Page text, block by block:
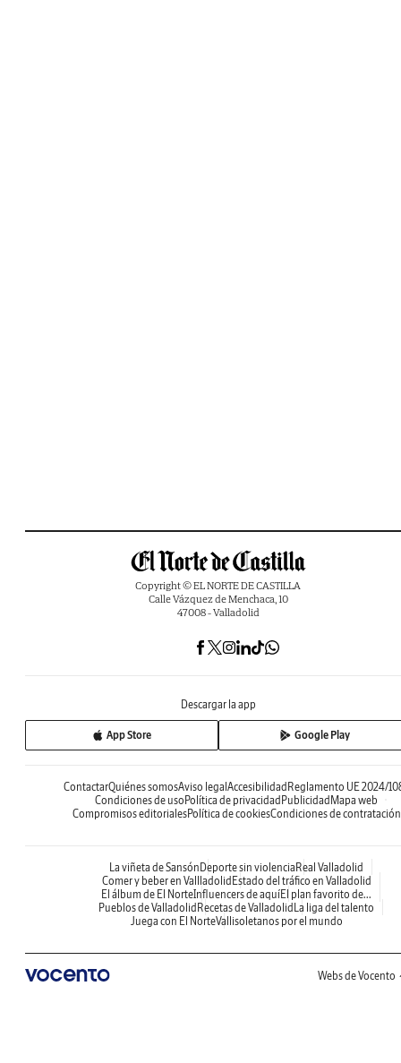
Copyright © EL NORTE DE CASTILLA
Calle Vázquez de Menchaca, 10
47008 - Valladolid
Descargar la app
App Store Google Play
ContactarQuiénes somosAviso legalAccesibilidadReglamento UE 2024/
Condiciones de usoPolítica de privacidadPublicidadMapa web
Compromisos editorialesPolítica de cookiesCondiciones de contratación
La viñeta de SansónDeporte sin violenciaReal Valladolid
Comer y beber en VallladolidEstado del tráfico en Valladolid
El álbum de El NorteInfluencers de aquíEl plan favorito de...
Pueblos de ValladolidRecetas de ValladolidLa liga del talento
Juega con El NorteVallisoletanos por el mundo
Webs de Vocento